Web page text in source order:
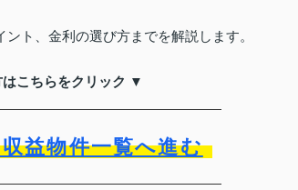
ト、金利の選び方までを解説します。
こちらをクリック ▼
益物件一覧へ進む